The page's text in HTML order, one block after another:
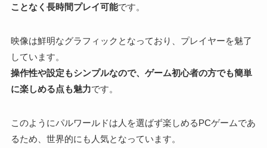
ことなく長時間プレイ可能です。
映像は鮮明なグラフィックとなっており、プレイヤーを魅了
しています。
操作性や設定もシンプルなので、ゲーム初心者の方でも簡単
に楽しめる点も魅力です。
このようにパルワールドは人を選ばず楽しめるPCゲームであ
るため、世界的にも人気となっています。